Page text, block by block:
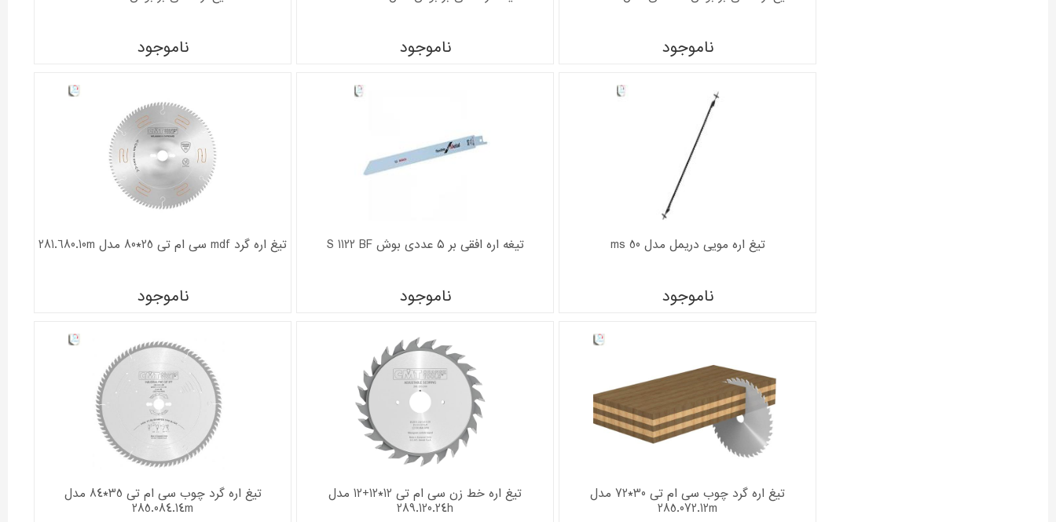
ناموجود ناموجود ناموجود
تیغ اره مویی دریمل مدل ms 50
ناموجود
تیغه اره افقی بر ۵ عددی بوش S 1122 BF
ناموجود
تیغ اره گرد mdf سی ام تی 25*80 مدل 281.680.10m
ناموجود
تیغ اره گرد چوب سی ام تی 30*72 مدل
285.072.12m
تیغ اره خط زن سی ام تی 12*12+12 مدل
289.120.24h
تیغ اره گرد چوب سی ام تی 35*84 مدل
285.084.14m